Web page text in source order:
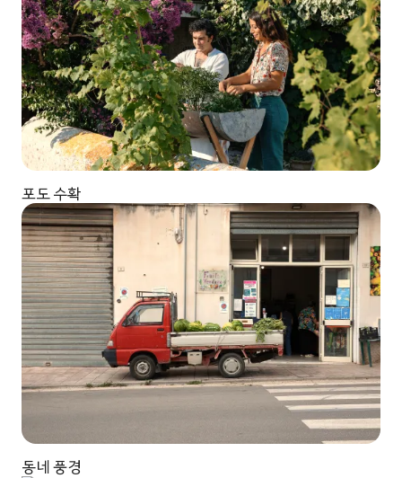
포도 수확
동네 풍경